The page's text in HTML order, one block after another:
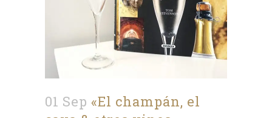
01 Sep «El champán, el